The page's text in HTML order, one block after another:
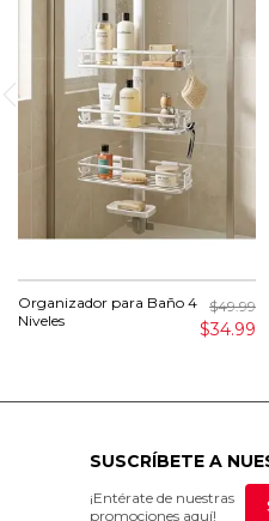
Organizador para Baño 4
Niveles
$49.99
$34.99
SUSCRÍBETE A
¡Entérate de nuestras
promociones aquí!